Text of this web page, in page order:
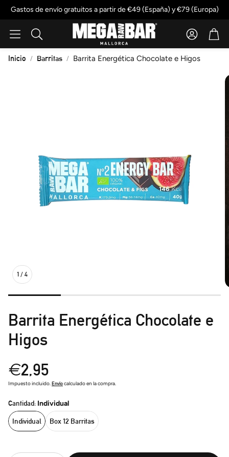
Gastos de envío gratuitos a partir de €49 (España) y €79 (Europa)
Buscar
AccountCart
Inicio Barritas Barrita Energética Chocolate e Higos
1 / 4
Barrita Energética Chocolate e
Higos
Precio
regular
€2,95
Impuesto incluido.Envíocalculado en la compra.
Cantidad: Individual
Individual Box 12 Barritas